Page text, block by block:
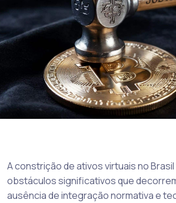
A constrição de ativos virtuais no
obstáculos significativos que
ausência de integração normativa e